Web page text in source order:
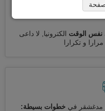
نفس الوقت الكترونيا, لا داعى
مرارا و تكرارا
مدغشقر في خطوات بسيطة: